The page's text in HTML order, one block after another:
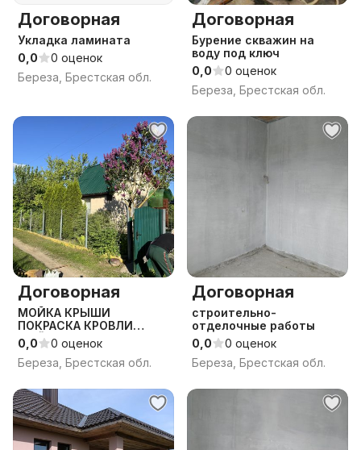
Договорная
Укладка ламината
0,0
0 оценок
Береза, Брестская обл.
Договорная
Бурение скважин на
воду под ключ
0,0
0 оценок
Береза, Брестская обл.
Договорная
МОЙКА КРЫШИ
ПОКРАСКА КРОВЛИ
МОЙКА КРЫШ ПОКРАСКА
КРЫШ МОЙКА ШИФЕРА
0,0
0 оценок
Береза, Брестская обл.
Договорная
строительно-
отделочные работы
0,0
0 оценок
Береза, Брестская обл.